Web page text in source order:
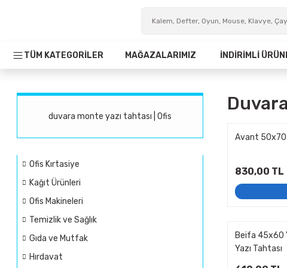
TÜM KATEGORİLER MAĞAZALARIMIZ İNDİRİMLİ
duvara monte yazı tahtası | Ofis
Ofis Kırtasiye
Kağıt Ürünleri
Ofis Makineleri
Temizlik ve Sağlık
Gıda ve Mutfak
Hırdavat
Avant 50x70
830,00 TL
Beifa 45x60
Yazı Tahtası